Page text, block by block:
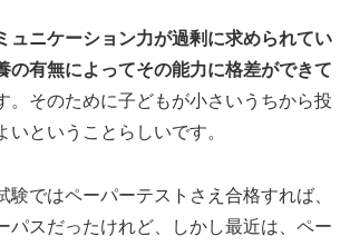
ュニケーション力が過剰に求められてい
の有無によってその能力に格差ができて
。そのために子どもが小さいうちから投
いということらしいです。
験ではペーパーテストさえ合格すれば、
パスだったけれど、しかし最近は、ペー